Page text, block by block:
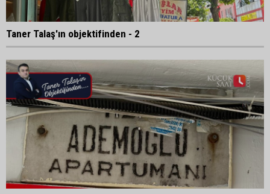
Taner Talaş'ın objektifinden - 2